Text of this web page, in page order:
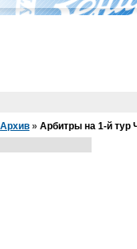
Архив » Арбитры на 1-й тур